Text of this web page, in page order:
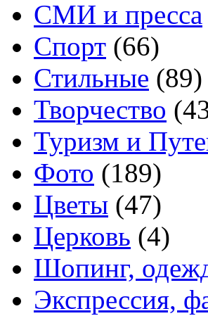
СМИ и пресса
Спорт (66)
Стильные (89)
Творчество
Туризм и
Фото (189)
Цветы (47)
Церковь (4)
Шопинг,
Экспрессия,